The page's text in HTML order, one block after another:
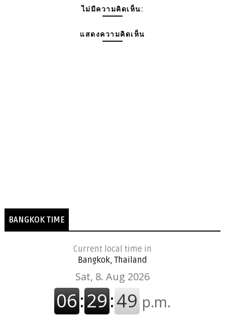
ไม่มีความคิดเห็น:
แสดงความคิดเห็น
BANGKOK TIME
Current local time in
Bangkok, Thailand